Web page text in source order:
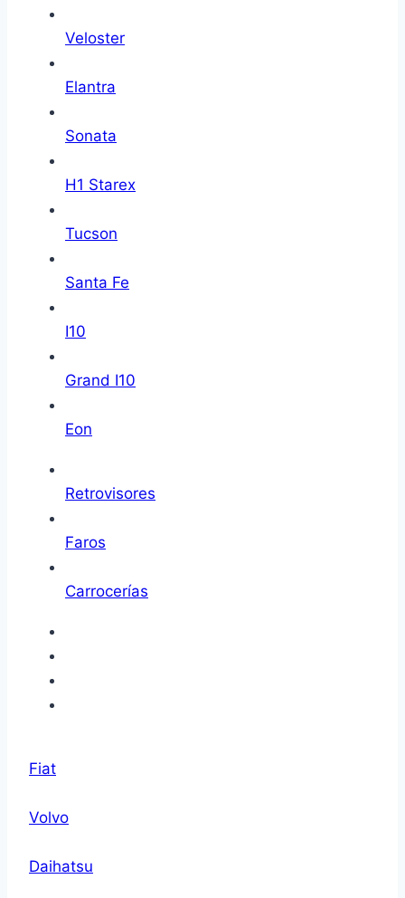
Veloster
Elantra
Sonata
H1 Starex
Tucson
Santa Fe
I10
Grand I10
Eon
Retrovisores
Faros
Carrocerías
Fiat
Volvo
Daihatsu